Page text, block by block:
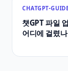
CHATGPT-
챗GPT 파일
어디에 걸렸나